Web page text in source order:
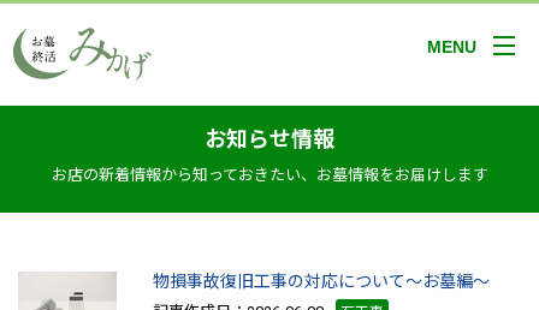
MENU
お知らせ情報
お店の新着情報から知っておきたい、お墓情報をお届けします
物損事故復旧工事の対応について～お墓編～